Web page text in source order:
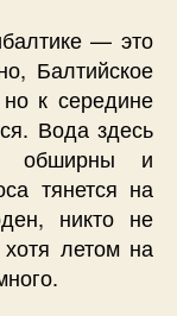
— это
Балтийское
к середине
Вода здесь
обширны и
тянется на
никто не
летом на